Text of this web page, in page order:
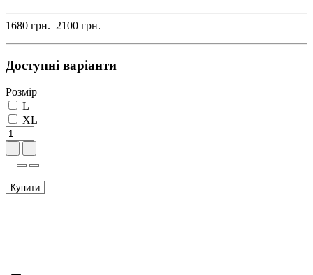
1680 грн. 2100 грн.
Доступні варіанти
Розмір
L
XL
Купити